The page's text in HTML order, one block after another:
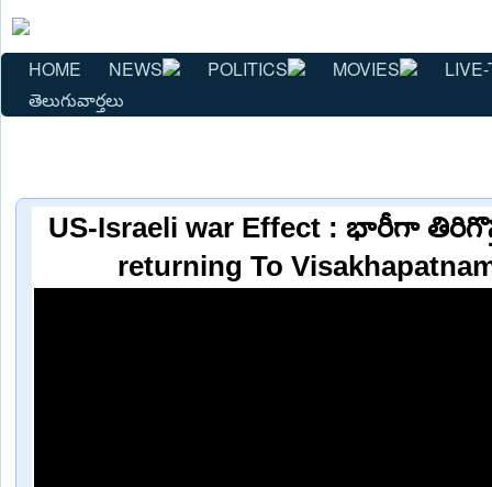
HOME NEWS POLITICS MOVIES
తెలుగువార్తలు
US-Israeli war Effect : భారీగా
returning To